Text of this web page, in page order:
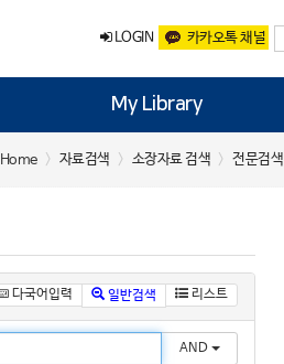
LOGIN 카카오톡 채널
My Library
Home 자료검색 소장자료 검색 전문검색
다국어입력 일반검색 리스트
AND